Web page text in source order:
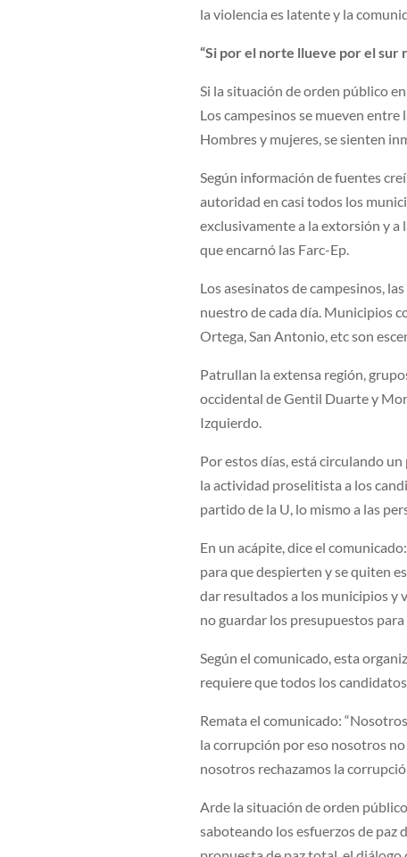
la violencia es latente y la
“Si por el norte llueve por el sur
Si la situación de orden público
Los campesinos se mueven
Hombres y mujeres, se sienten
Según información de fuentes
autoridad en casi todos los
exclusivamente a la extorsión y
que encarnó las Farc-Ep.
Los asesinatos de campesinos,
nuestro de cada día. Municipios
Ortega, San Antonio, etc son
Patrullan la extensa región,
occidental de Gentil Duarte y
Izquierdo.
Por estos días, está circulando
la actividad proselitista a los
partido de la U, lo mismo a las
En un acápite, dice el
para que despierten y se quiten
dar resultados a los municipios y
no guardar los presupuestos
Según el comunicado, esta
requiere que todos los
Remata el comunicado:
la corrupción por eso nosotros
nosotros rechazamos la
Arde la situación de orden
saboteando los esfuerzos de paz